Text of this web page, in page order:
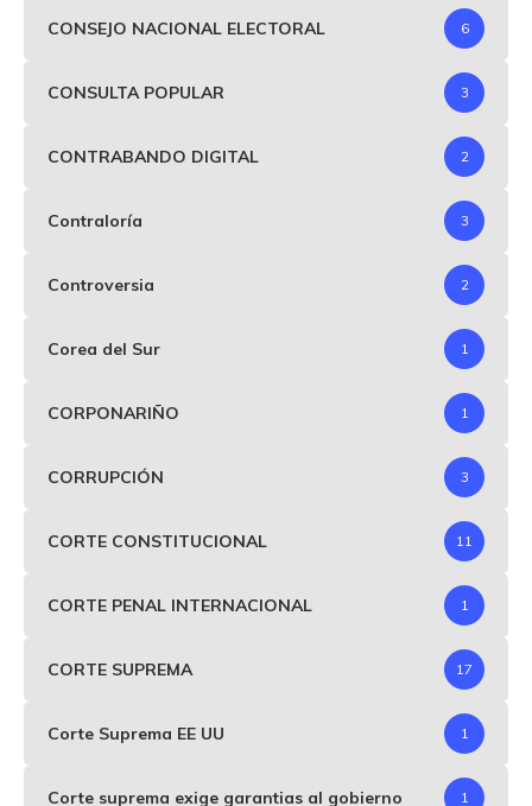
CONSEJO NACIONAL ELECTORAL 6
CONSULTA POPULAR 3
CONTRABANDO DIGITAL 2
Contraloría 3
Controversia 2
Corea del Sur 1
CORPONARIÑO 1
CORRUPCIÓN 3
CORTE CONSTITUCIONAL 11
CORTE PENAL INTERNACIONAL 1
CORTE SUPREMA 17
Corte Suprema EE UU 1
Corte suprema exige garantias al gobierno 1